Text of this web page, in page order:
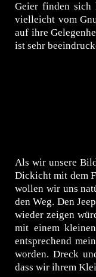
Geier finden sich
vielleicht vom
auf ihre
ist sehr
Als wir unsere
Dickichtmit dem
wollen wir uns
den Weg. Den
wieder zeigen
mit einem
entsprechend
worden. Dreck
dass wir ihrem